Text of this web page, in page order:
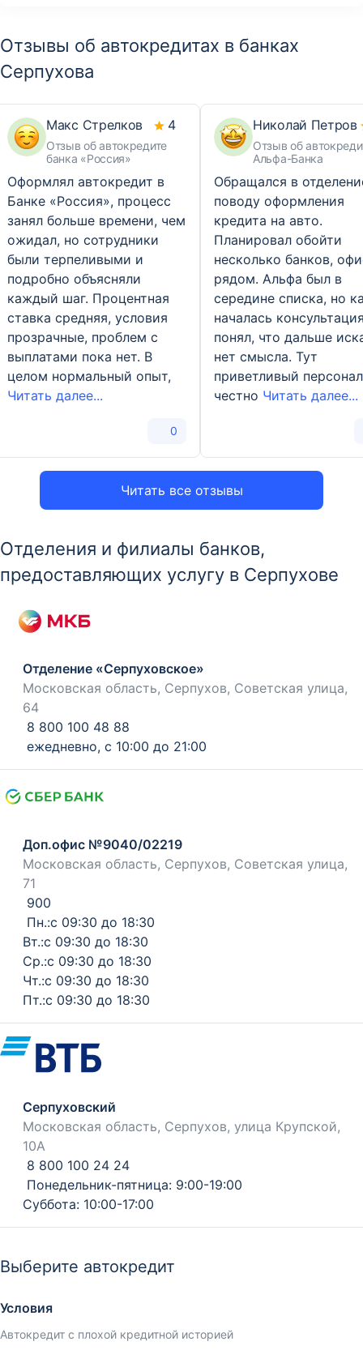
Отзывы об автокредитах в банках
Серпухова
Читать все отзывы
Макс Стрелков
Отзыв об автокредите
банка «Россия»
4
Оформлял автокредит в
Банке «Россия», процесс
занял больше времени, чем
ожидал, но сотрудники
были терпеливыми и
подробно объясняли
каждый шаг. Процентная
ставка средняя, условия
прозрачные, проблем с
выплатами пока нет. В
целом нормальный опыт,
Читать далее...
0
Николай Петров
Отзыв об
Альфа-Банка
Обращался в
поводу оформления
кредита на авто.
Планировал обойти
несколько банков,
рядом. Альфа был в
середине списка, но
началась
понял, что дальше
нет смысла. Тут
приветливый
честно Читать далее...
Отделения и филиалы банков,
предоставляющих услугу в Серпухове
Отделение «Серпуховское»
Московская область, Серпухов, Советская улица,
64
8 800 100 48 88
ежедневно, с 10:00 до 21:00
Доп.офис №9040/02219
Московская область, Серпухов, Советская улица,
71
900
Пн.:с 09:30 до 18:30
Вт.:с 09:30 до 18:30
Ср.:с 09:30 до 18:30
Чт.:с 09:30 до 18:30
Пт.:с 09:30 до 18:30
Серпуховский
Московская область, Серпухов, улица Крупской,
10А
8 800 100 24 24
Понедельник-пятница: 9:00-19:00
Суббота: 10:00-17:00
Выберите автокредит
Условия
Автокредит с плохой кредитной историей